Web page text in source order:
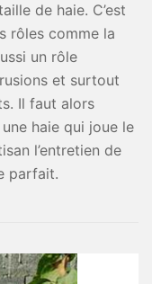
de haie. C’est
rôles comme la
un rôle
et surtout
Il faut alors
haie qui joue le
l’entretien de
parfait.